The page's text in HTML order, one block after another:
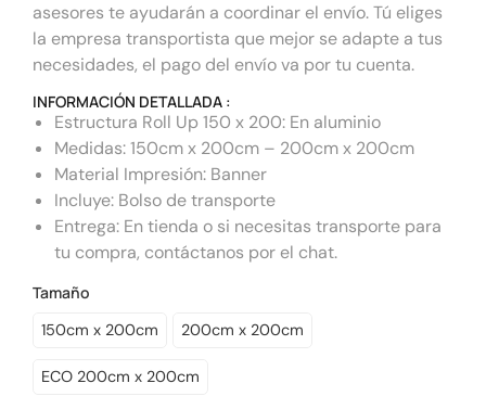
asesores te ayudarán a coordinar el envío. Tú eliges
la empresa transportista que mejor se adapte a tus
necesidades, el pago del envío va por tu cuenta.
INFORMACIÓN DETALLADA :
Estructura Roll Up 150 x 200: En aluminio
Medidas: 150cm x 200cm – 200cm x 200cm
Material Impresión: Banner
Incluye: Bolso de transporte
Entrega: En tienda o si necesitas transporte para
tu compra, contáctanos por el chat.
Tamaño
150cm x 200cm 200cm x 200cm
ECO 200cm x 200cm